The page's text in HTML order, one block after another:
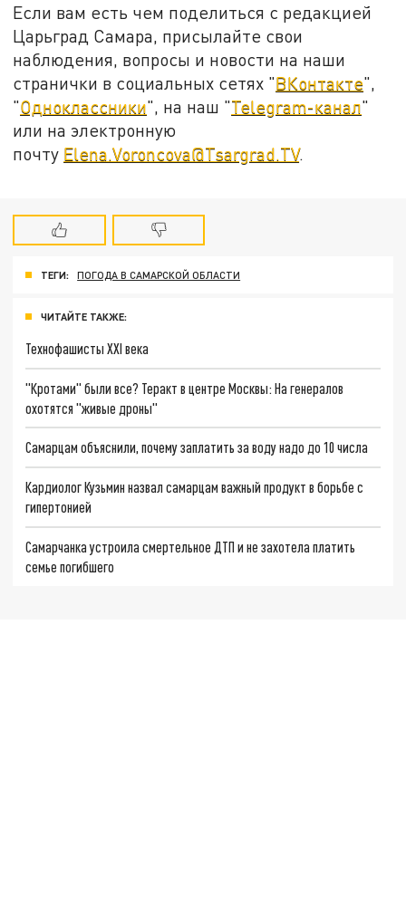
Если вам есть чем поделиться с редакцией
Царьград Самара, присылайте свои
наблюдения, вопросы и новости на наши
странички в социальных сетях "ВКонтакте",
"Одноклассники", на наш "Telegram-канал"
или на электронную
почту Elena.Voroncova@Tsargrad.TV.
ТЕГИ: ПОГОДА В САМАРСКОЙ ОБЛАСТИ
ЧИТАЙТЕ ТАКЖЕ:
Технофашисты XXI века
"Кротами" были все? Теракт в центре Москвы: На генералов
охотятся "живые дроны"
Самарцам объяснили, почему заплатить за воду надо до 10 числа
Кардиолог Кузьмин назвал самарцам важный продукт в борьбе с
гипертонией
Самарчанка устроила смертельное ДТП и не захотела платить
семье погибшего